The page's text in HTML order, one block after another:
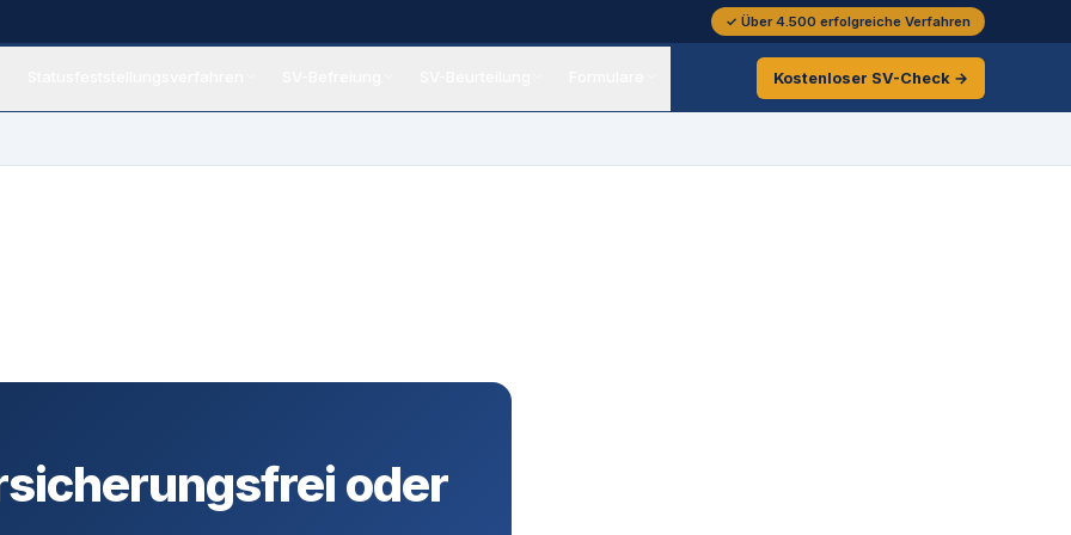
✓ Über 4.500 erfolgreiche Verfahren
Kostenloser SV-Check →
oder